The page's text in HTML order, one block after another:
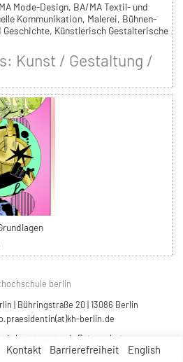
Kontakt Barrierefreiheit English
Mode-Design, BA/MA Textil- und
Kommunikation, Malerei, Bühnen-
Künstlerisch Gestalterische
Kunst / Gestaltung /
berlin
| Bühringstraße 20 | 13086 Berlin
berlin.de
Impressum
Datenschutz
Gebärdensprache